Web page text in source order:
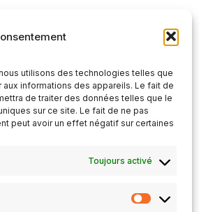
utilisons des technologies telles que
informations des appareils. Le fait de
de traiter des données telles que le
sur ce site. Le fait de ne pas
peut avoir un effet négatif sur certaines
Toujours activé